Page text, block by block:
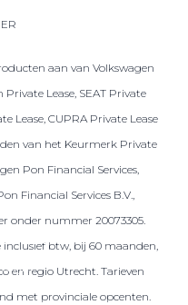
acties
aan van Volkswagen
Private Lease, SEAT Private
Lease, CUPRA Private Lease
van het Keurmerk Private
Pon Financial Services,
Financial Services B.V.,
onder nummer 20073305.
inclusief btw, bij 60 maanden,
en regio Utrecht. Tarieven
met provinciale opcenten.